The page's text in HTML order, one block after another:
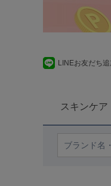
LINEお友だち
スキンケア